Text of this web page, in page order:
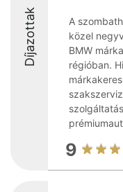
Díjazottak
A
közel
BMW
régióban.
9